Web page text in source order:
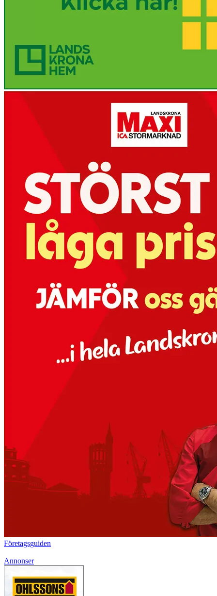
Företagsguiden
Annonser